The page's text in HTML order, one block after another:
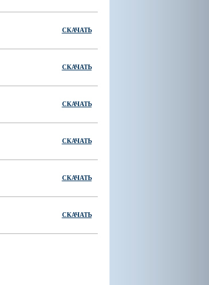
СКАЧАТЬ
СКАЧАТЬ
СКАЧАТЬ
СКАЧАТЬ
СКАЧАТЬ
СКАЧАТЬ